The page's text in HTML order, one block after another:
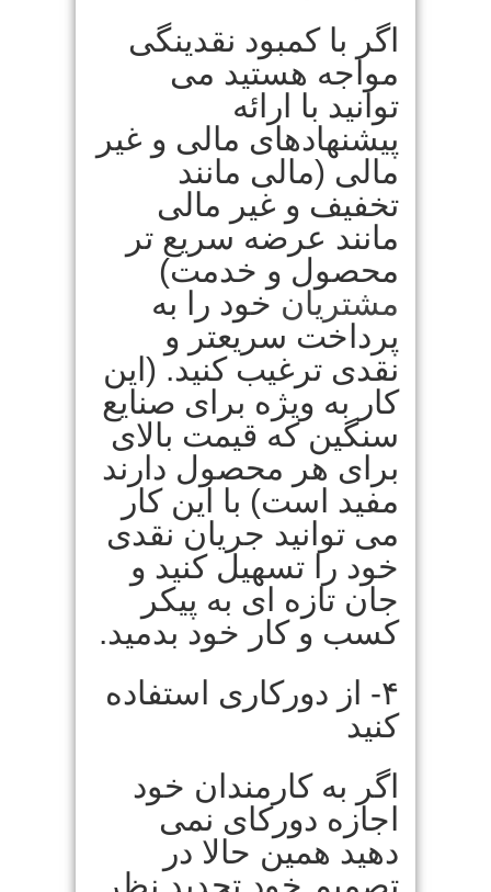
اگر با کمبود نقدینگی
مواجه هستید می
توانید با ارائه
پیشنهادهای مالی و غیر
مالی (مالی مانند
تخفیف و غیر مالی
مانند عرضه سریع تر
محصول و خدمت)
مشتریان خود را به
پرداخت سریعتر و
نقدی ترغیب کنید. (این
کار به ویژه برای صنایع
سنگین که قیمت بالای
برای هر محصول دارند
مفید است) با این کار
می توانید جریان نقدی
خود را تسهیل کنید و
جان تازه ای به پیکر
کسب و کار خود بدمید.
۴- از دورکاری استفاده
کنید
اگر به کارمندان خود
اجازه دورکای نمی
دهید همین حالا در